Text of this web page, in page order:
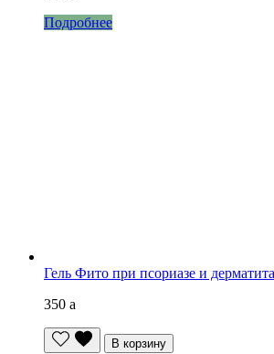
Подробнее
Гель Фито при псориазе и
350 a
В корзину